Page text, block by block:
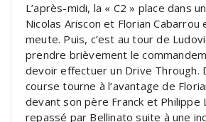
L’après-midi, la « C2 » place dans
Nicolas Ariscon et Florian Cabarrou
meute. Puis, c’est au tour de
prendre brièvement le
devoir effectuer un Drive Through.
course tourne à l’avantage de
devant son père Franck et Philippe
repassé par Bellinato suite à une